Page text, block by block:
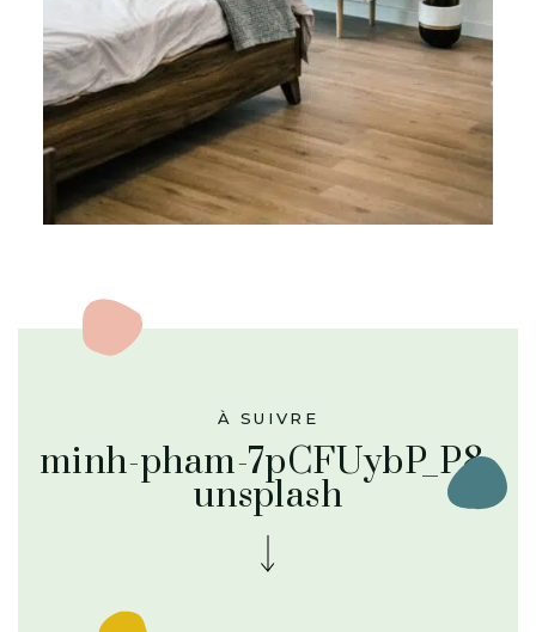
À SUIVRE
minh-pham-7pCFUybP_P8-
unsplash